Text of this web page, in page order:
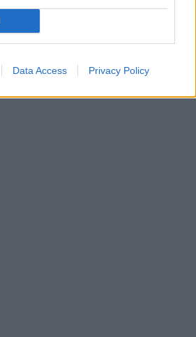
Data Access Privacy Policy